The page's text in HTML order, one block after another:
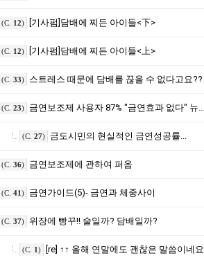
(C. 12) [기사펌]담배에 찌든 아이들<下>
(C. 12) [기사펌]담배에 찌든 아이들<上>
(C. 33) 스트레스 때문에 담배를 끊을 수 없다고요??
(C. 23) 금연보조제 사용자 87% "금연효과 없다" 뉴시스 | 기사입력 2007-09-23 11:37
(C. 27) 금도시민의 현실적인 금연성공률...
(C. 36) 금연보조제에 관하여 퍼옴
(C. 41) 금연가이드(5)- 금연과 체중사이
(C. 37) 위장에 빵꾸!! 술일까? 담배일까?
(C. 1) [re] ↑↑ 올해 연말에도 괜찮은 말씀이네요